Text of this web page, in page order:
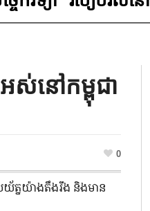
អស់នៅកម្ពុជា
0
រយ័ត្នយ៉ាងតឹងរឹង និងមាន